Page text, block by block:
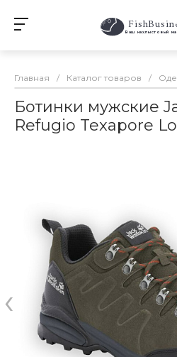
Ваш нахлыстовый
Главная / Каталог товаров /
Ботинки мужские
Refugio Texapore
‹